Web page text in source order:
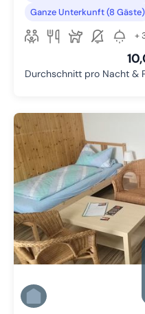
Ganze Unterkunft (8 Gäste)
+
Durchschnitt pro Nacht &